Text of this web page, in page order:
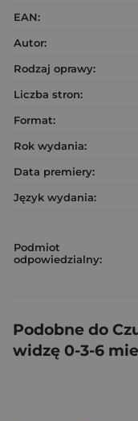
EAN:
Autor:
Rodzaj oprawy:
Liczba stron:
Format:
Rok wydania:
Data premiery:
Język wydania:
Podmiot
odpowiedzialny:
Podobne do
widzę 0-3-6